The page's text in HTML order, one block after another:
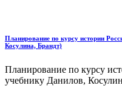
Планирование по курсу истории
Косулина, Брандт)
Планирование по курсу
учебнику Данилов,